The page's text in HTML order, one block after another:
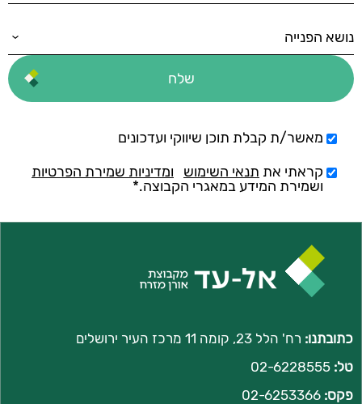
מאשר/ת קבלת תוכן שיווקי ועדכונים
קראתי את תנאי השימוש
ומדיניות שמירת הפרטיות
ושמירת המידע במאגרי הקבוצה.*
כתובתנו: רח' הלל 23, קומה 11 מרכז העיר ירושלים
טל: 02-6228555
פקס: